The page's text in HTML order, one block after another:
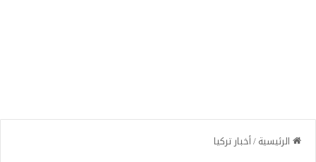
الرئيسية/أخبار تركيا